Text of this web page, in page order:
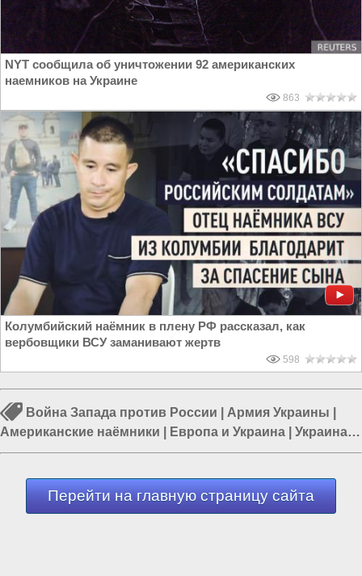
NYT сообщила об уничтожении 92 американских
наемников на Украине
863
Колумбийский наёмник в плену РФ рассказал, как
вербовщики ВСУ заманивают жертв
598
Война Запада против России Армия Украины
Американские наёмники
Европа и Украина
Украина и
ЕС|НАТО|Украина и США
Перейти на главную страницу сайта